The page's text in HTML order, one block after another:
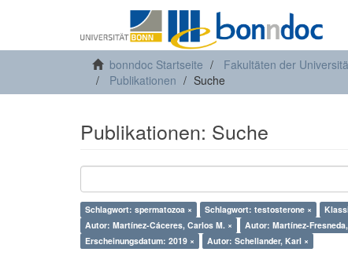
bonndoc Startseite Fakultäten der
Publikationen
Suche
Publikationen: Suche
Schlagwort: spermatozoa × Schlagwort: testosterone ×
Autor: Martínez-Cáceres, Carlos M. ×
Autor: Martínez-
Erscheinungsdatum: 2019 ×
Autor: Schellander, Karl ×